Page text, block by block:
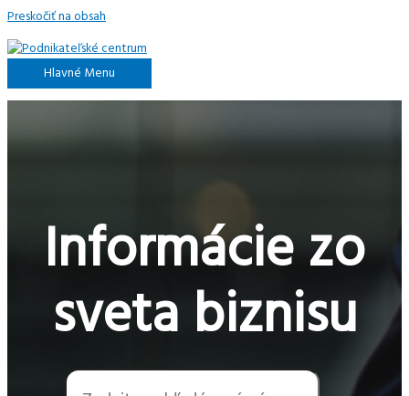
Preskočiť na obsah
Hlavné Menu
Informácie zo
sveta biznisu